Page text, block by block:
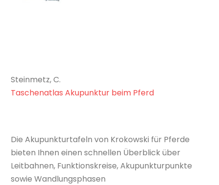
Steinmetz, C.
Taschenatlas Akupunktur beim Pferd
Die Akupunkturtafeln von Krokowski für Pferde
bieten Ihnen einen schnellen Überblick über
Leitbahnen, Funktionskreise, Akupunkturpunkte
sowie Wandlungsphasen